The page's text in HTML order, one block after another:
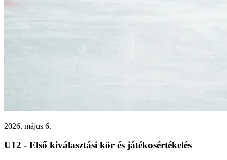
2026. május 6.
U12 - Első kiválasztási kör és játékosértékelés